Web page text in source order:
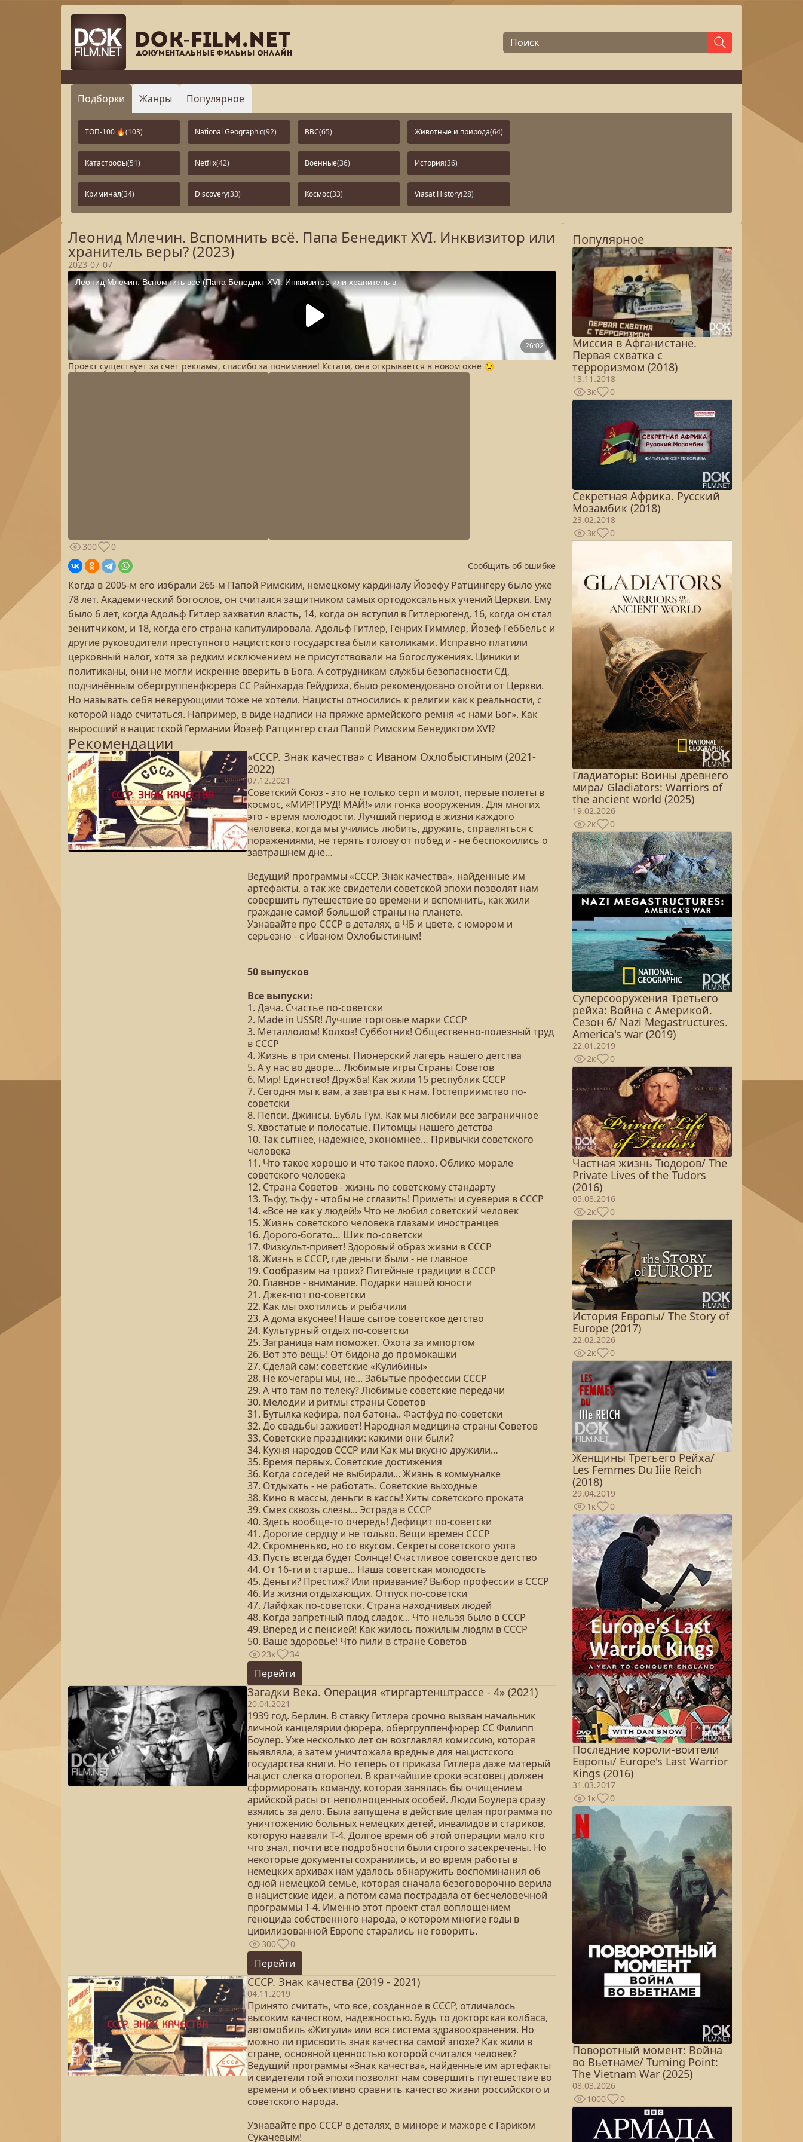
Подборки Жанры Популярное
ТОП-100 🔥(103) National Geographic(92) BBC(65) Животные и природа(64)
Катастрофы(51) Netflix(42) Военные(36) История(36)
Криминал(34) Discovery(33) Космос(33) Viasat History(28)
Леонид Млечин. Вспомнить всё. Папа Бенедикт XVI. Инквизитор или
хранитель веры? (2023)
2023-07-07
Проект существует за счёт рекламы, спасибо за понимание! Кстати, она открывается в новом окне 😉
300
0
Сообщить об ошибке
Когда в 2005-м его избрали 265-м Папой Римским, немецкому кардиналу Йозефу Ратцингеру было уже
78 лет. Академический богослов, он считался защитником самых ортодоксальных учений Церкви. Ему
было 6 лет, когда Адольф Гитлер захватил власть, 14, когда он вступил в Гитлерюгенд, 16, когда он стал
зенитчиком, и 18, когда его страна капитулировала. Адольф Гитлер, Генрих Гиммлер, Йозеф Геббельс и
другие руководители преступного нацистского государства были католиками. Исправно платили
церковный налог, хотя за редким исключением не присутствовали на богослужениях. Циники и
политиканы, они не могли искренне вверить в Бога. А сотрудникам службы безопасности СД,
подчинённым обергруппенфюрера СС Райнхарда Гейдриха, было рекомендовано отойти от Церкви.
Но называть себя неверующими тоже не хотели. Нацисты относились к религии как к реальности, с
которой надо считаться. Например, в виде надписи на пряжке армейского ремня «с нами Бог». Как
выросший в нацистской Германии Йозеф Ратцингер стал Папой Римским Бенедиктом XVI?
Рекомендации
«СССР. Знак качества» с Иваном Охлобыстиным (2021-
2022)
07.12.2021
Советский Союз - это не только серп и молот, первые полеты в
космос, «МИР!ТРУД! МАЙ!» или гонка вооружения. Для многих
это - время молодости. Лучший период в жизни каждого
человека, когда мы учились любить, дружить, справляться с
поражениями, не терять голову от побед и - не беспокоились о
завтрашнем дне…
Ведущий программы «СССР. Знак качества», найденные им
артефакты, а так же свидетели советской эпохи позволят нам
совершить путешествие во времени и вспомнить, как жили
граждане самой большой страны на планете.
Узнавайте про СССР в деталях, в ЧБ и цвете, с юмором и
серьезно - с Иваном Охлобыстиным!
50 выпусков
Все выпуски:
1. Дача. Счастье по-советски
2. Made in USSR! Лучшие торговые марки СССР
3. Металлолом! Колхоз! Субботник! Общественно-полезный труд
в СССР
4. Жизнь в три смены. Пионерский лагерь нашего детства
5. А у нас во дворе… Любимые игры Страны Советов
6. Мир! Единство! Дружба! Как жили 15 республик СССР
7. Сегодня мы к вам, а завтра вы к нам. Гостеприимство по-
советски
8. Пепси. Джинсы. Бубль Гум. Как мы любили все заграничное
9. Хвостатые и полосатые. Питомцы нашего детства
10. Так сытнее, надежнее, экономнее… Привычки советского
человека
11. Что такое хорошо и что такое плохо. Облико морале
советского человека
12. Страна Советов - жизнь по советскому стандарту
13. Тьфу, тьфу - чтобы не сглазить! Приметы и суеверия в СССР
14. «Все не как у людей!» Что не любил советский человек
15. Жизнь советского человека глазами иностранцев
16. Дорого-богато… Шик по-советски
17. Физкульт-привет! Здоровый образ жизни в СССР
18. Жизнь в СССР, где деньги были - не главное
19. Сообразим на троих? Питейные традиции в СССР
20. Главное - внимание. Подарки нашей юности
21. Джек-пот по-советски
22. Как мы охотились и рыбачили
23. А дома вкуснее! Наше сытое советское детство
24. Культурный отдых по-советски
25. Заграница нам поможет. Охота за импортом
26. Вот это вещь! От бидона до промокашки
27. Сделай сам: советские «Кулибины»
28. Не кочегары мы, не... Забытые профессии СССР
29. А что там по телеку? Любимые советские передачи
30. Мелодии и ритмы страны Советов
31. Бутылка кефира, пол батона.. Фастфуд по-советски
32. До свадьбы заживет! Народная медицина страны Советов
33. Советские праздники: какими они были?
34. Кухня народов СССР или Как мы вкусно дружили…
35. Время первых. Советские достижения
36. Когда соседей не выбирали... Жизнь в коммуналке
37. Отдыхать - не работать. Советские выходные
38. Кино в массы, деньги в кассы! Хиты советского проката
39. Смех сквозь слезы... Эстрада в СССР
40. Здесь вообще-то очередь! Дефицит по-советски
41. Дорогие сердцу и не только. Вещи времен СССР
42. Скромненько, но со вкусом. Секреты советского уюта
43. Пусть всегда будет Солнце! Счастливое советское детство
44. От 16-ти и старше... Наша советская молодость
45. Деньги? Престиж? Или призвание? Выбор профессии в СССР
46. Из жизни отдыхающих. Отпуск по-советски
47. Лайфхак по-советски. Страна находчивых людей
48. Когда запретный плод сладок... Что нельзя было в СССР
49. Вперед и с пенсией! Как жилось пожилым людям в СССР
50. Ваше здоровье! Что пили в стране Советов
23к 34
Перейти
Загадки Века. Операция «тиргартенштрассе - 4» (2021)
20.04.2021
1939 год. Берлин. В ставку Гитлера срочно вызван начальник
личной канцелярии фюрера, обергруппенфюрер СС Филипп
Боулер. Уже несколько лет он возглавлял комиссию, которая
выявляла, а затем уничтожала вредные для нацистского
государства книги. Но теперь от приказа Гитлера даже матерый
нацист слегка оторопел. В кратчайшие сроки эсэсовец должен
сформировать команду, которая занялась бы очищением
арийской расы от неполноценных особей. Люди Боулера сразу
взялись за дело. Была запущена в действие целая программа по
уничтожению больных немецких детей, инвалидов и стариков,
которую назвали Т-4. Долгое время об этой операции мало кто
что знал, почти все подробности были строго засекречены. Но
некоторые документы сохранились, и во время работы в
немецких архивах нам удалось обнаружить воспоминания об
одной немецкой семье, которая сначала безоговорочно верила
в нацистские идеи, а потом сама пострадала от бесчеловечной
программы Т-4. Именно этот проект стал воплощением
геноцида собственного народа, о котором многие годы в
цивилизованной Европе старались не говорить.
300 0
Перейти
СССР. Знак качества (2019 - 2021)
04.11.2019
Принято считать, что все, созданное в СССР, отличалось
высоким качеством, надежностью. Будь то докторская колбаса,
автомобиль «Жигули» или вся система здравоохранения. Но
можно ли присвоить знак качества самой эпохе? Как жили в
стране, основной ценностью которой считался человек?
Ведущий программы «Знак качества», найденные им артефакты
и свидетели той эпохи позволят нам совершить путешествие во
времени и объективно сравнить качество жизни российского и
советского народа.
Узнавайте про СССР в деталях, в миноре и мажоре с Гариком
Сукачевым!
Популярное
Миссия в Афганистане.
Первая схватка с
терроризмом (2018)
13.11.2018
3к
0
Секретная Африка. Русский
Мозамбик (2018)
23.02.2018
3к
0
Гладиаторы: Воины древнего
мира/ Gladiators: Warriors of
the ancient world (2025)
19.02.2026
2к
0
Суперсооружения Третьего
рейха: Война с Америкой.
Сезон 6/ Nazi Megastructures.
America's war (2019)
22.01.2019
2к
0
Частная жизнь Тюдоров/ The
Private Lives of the Tudors
(2016)
05.08.2016
2к
0
История Европы/ The Story of
Europe (2017)
22.02.2026
2к
0
Женщины Третьего Рейха/
Les Femmes Du Iiie Reich
(2018)
29.04.2019
1к
0
Последние короли-воители
Европы/ Europe's Last Warrior
Kings (2016)
31.03.2017
1к
0
Поворотный момент: Война
во Вьетнаме/ Turning Point:
The Vietnam War (2025)
08.03.2026
1000
0